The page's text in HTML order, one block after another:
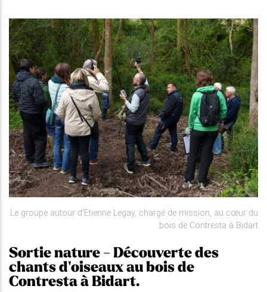
Le groupe autour d'Etienne Legay, chargé de mission, au cœur du
bois de Contresta à Bidart
Sortie nature - Découverte des
chants d'oiseaux au bois de
Contresta à Bidart.